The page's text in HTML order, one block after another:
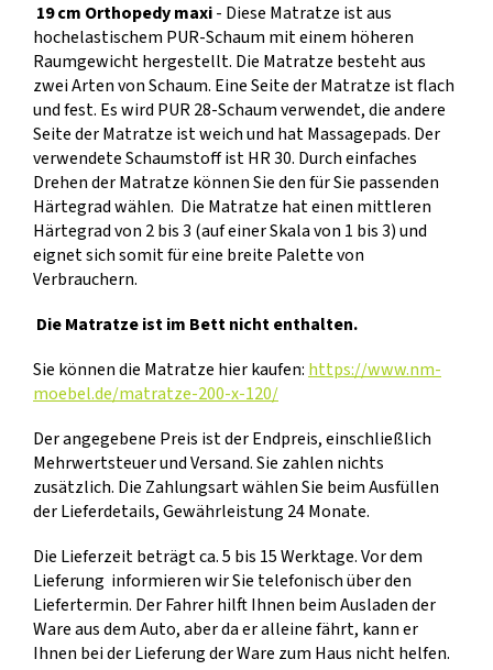
19 cm Orthopedy maxi- Diese Matratze ist aus
hochelastischem PUR-Schaum mit einem höheren
Raumgewicht hergestellt. Die Matratze besteht aus
zwei Arten von Schaum. Eine Seite der Matratze ist flach
und fest. Es wird PUR 28-Schaum verwendet, die andere
Seite der Matratze ist weich und hat Massagepads. Der
verwendete Schaumstoff ist HR 30. Durch einfaches
Drehen der Matratze können Sie den für Sie passenden
Härtegrad wählen. Die Matratze hat einen mittleren
Härtegrad von 2 bis 3 (auf einer Skala von 1 bis 3) und
eignet sich somit für eine breite Palette von
Verbrauchern.
Die Matratze ist im Bett nicht enthalten.
Sie können die Matratze hier kaufen:https://www.nm-
moebel.de/matratze-200-x-120/
Der angegebene Preis ist der Endpreis, einschließlich
Mehrwertsteuer und Versand. Sie zahlen nichts
zusätzlich. Die Zahlungsart wählen Sie beim Ausfüllen
der Lieferdetails, Gewährleistung 24 Monate.
Die Lieferzeit beträgt ca. 5 bis 15 Werktage. Vor dem
Lieferung informieren wir Sie telefonisch über den
Liefertermin. Der Fahrer hilft Ihnen beim Ausladen der
Ware aus dem Auto, aber da er alleine fährt, kann er
Ihnen bei der Lieferung der Ware zum Haus nicht helfen.